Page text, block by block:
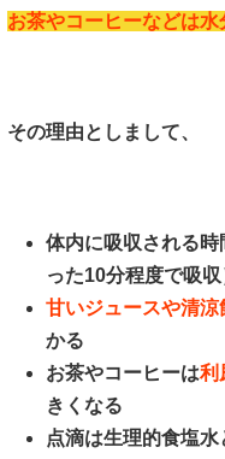
お茶やコーヒーなどは水
その理由としまして、
体内に吸収される時
った10分程度で吸収
甘いジュースや清涼
かる
お茶やコーヒーは利
きくなる
点滴は生理的食塩水